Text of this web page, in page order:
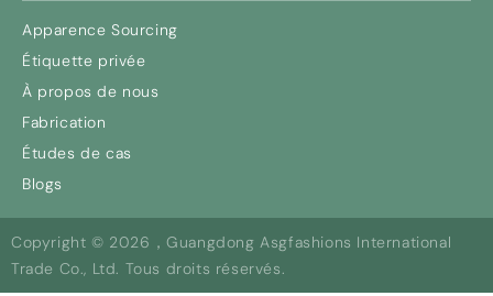
Apparence Sourcing
Étiquette privée
À propos de nous
Fabrication
Études de cas
Blogs
Copyright © 2026，Guangdong Asgfashions International
Trade Co., Ltd. Tous droits réservés.